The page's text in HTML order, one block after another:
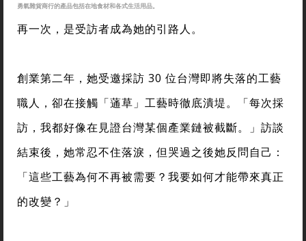
勇氣雜貨商行的產品包括在地食材和各式生活用品。
再一次，是受訪者成為她的引路人。
創業第二年，她受邀採訪 30 位台灣即將失落的工藝
職人，卻在接觸「蓪草」工藝時徹底潰堤。「每次採
訪，我都好像在見證台灣某個產業鏈被截斷。」訪談
結束後，她常忍不住落淚，但哭過之後她反問自己：
「這些工藝為何不再被需要？我要如何才能帶來真正
的改變？」